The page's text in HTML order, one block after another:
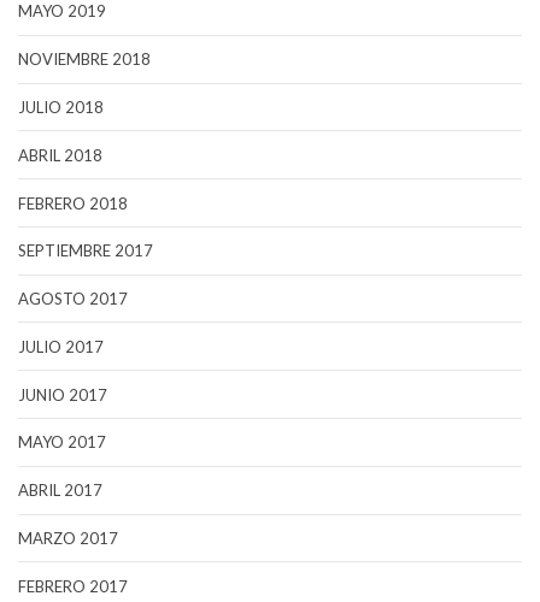
MAYO 2019
NOVIEMBRE 2018
JULIO 2018
ABRIL 2018
FEBRERO 2018
SEPTIEMBRE 2017
AGOSTO 2017
JULIO 2017
JUNIO 2017
MAYO 2017
ABRIL 2017
MARZO 2017
FEBRERO 2017